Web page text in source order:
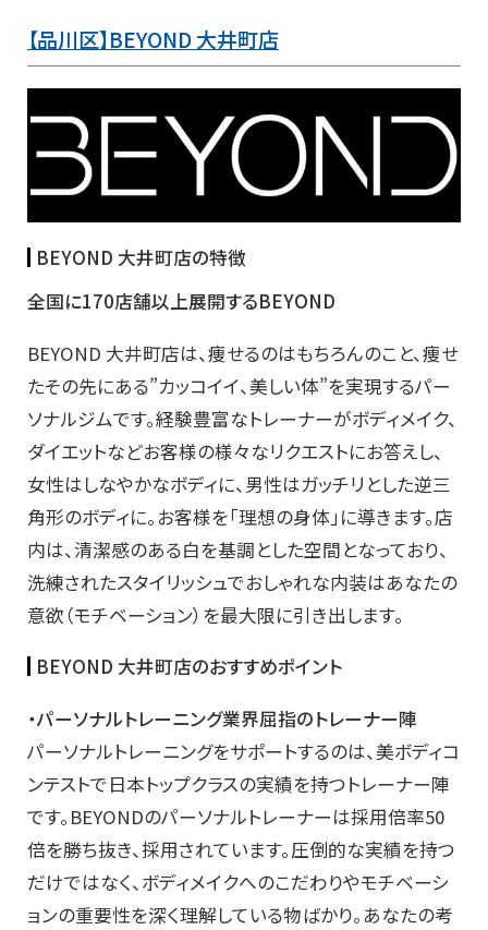
【品川区】BEYOND 大井町店
BEYOND 大井町店の特徴
全国に170店舗以上展開するBEYOND
BEYOND 大井町店は、痩せるのはもちろんのこと、痩せ
たその先にある”カッコイイ、美しい体”を実現するパー
ソナルジムです。経験豊富なトレーナーがボディメイク、
ダイエットなどお客様の様々なリクエストにお答えし、
女性はしなやかなボディに、男性はガッチリとした逆三
角形のボディに。お客様を「理想の身体」に導きます。店
内は、清潔感のある白を基調とした空間となっており、
洗練されたスタイリッシュでおしゃれな内装はあなたの
意欲（モチベーション）を最大限に引き出します。
BEYOND 大井町店のおすすめポイント
・パーソナルトレーニング業界屈指のトレーナー陣
パーソナルトレーニングをサポートするのは、美ボディコ
ンテストで日本トップクラスの実績を持つトレーナー陣
です。BEYONDのパーソナルトレーナーは採用倍率50
倍を勝ち抜き、採用されています。圧倒的な実績を持つ
だけではなく、ボディメイクへのこだわりやモチベーシ
ョンの重要性を深く理解している物ばかり。あなたの考